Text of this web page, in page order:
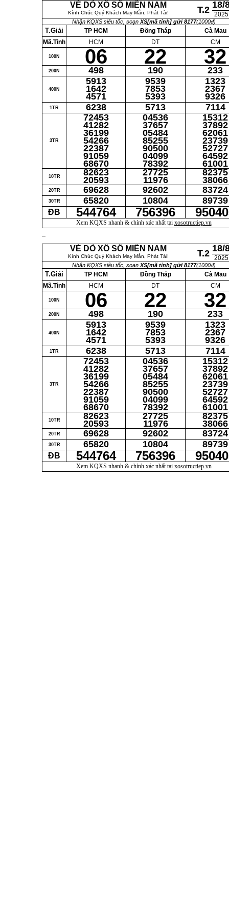
VÉ DÒ XỔ SỐ MIỀN NAM
Kính Chúc Quý Khách May Mắn, Phát Tài! T.2 18/
2025
Nhận KQXS siêu tốc, soạn XS[mã tỉnh] gửi 8177(1000đ)
T.Giải
Mã.Tỉnh
100N
200N
400N
1TR
3TR
10TR
20TR
30TR
ĐB
TP HCM
HCM
06
498
5913
1642
4571
6238
72453
41282
36199
54266
22387
91059
68670
82623
20593
69628
65820
544764
Đồng Tháp
DT
22
190
9539
7853
5393
5713
04536
37657
05484
85255
90500
04099
78392
27725
11976
92602
10804
756396
Cà Mau
CM
32
233
1323
2367
9326
7114
15312
37892
62061
23739
52727
64592
61001
82375
38066
83724
89739
Xem KQXS nhanh & chính xác nhất tại xosotructiep.vn
VÉ DÒ XỔ SỐ MIỀN NAM
Kính Chúc Quý Khách May Mắn, Phát Tài! T.2 18/
2025
Nhận KQXS siêu tốc, soạn XS[mã tỉnh] gửi 8177(1000đ)
T.Giải
Mã.Tỉnh
100N
200N
400N
1TR
3TR
10TR
20TR
30TR
ĐB
TP HCM
HCM
06
498
5913
1642
4571
6238
72453
41282
36199
54266
22387
91059
68670
82623
20593
69628
65820
544764
Đồng Tháp
DT
22
190
9539
7853
5393
5713
04536
37657
05484
85255
90500
04099
78392
27725
11976
92602
10804
756396
Cà Mau
CM
32
233
1323
2367
9326
7114
15312
37892
62061
23739
52727
64592
61001
82375
38066
83724
89739
Xem KQXS nhanh & chính xác nhất tại xosotructiep.vn